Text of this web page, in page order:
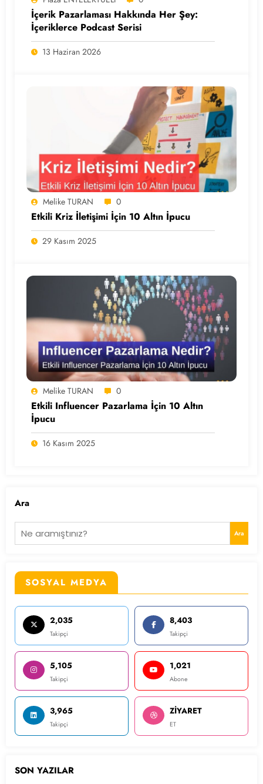
İçerik Pazarlaması Hakkında Her Şey:
İçeriklerce Podcast Serisi
13 Haziran 2026
Melike TURAN 0
Etkili Kriz İletişimi İçin 10 Altın İpucu
29 Kasım 2025
Melike TURAN 0
Etkili Influencer Pazarlama İçin 10 Altın
İpucu
16 Kasım 2025
Ara
Ara
SOSYAL MEDYA
2,035
Takipçi
8,403
Takipçi
5,105
Takipçi
1,021
Abone
3,965
Takipçi
ZİYARET
ET
SON YAZILAR